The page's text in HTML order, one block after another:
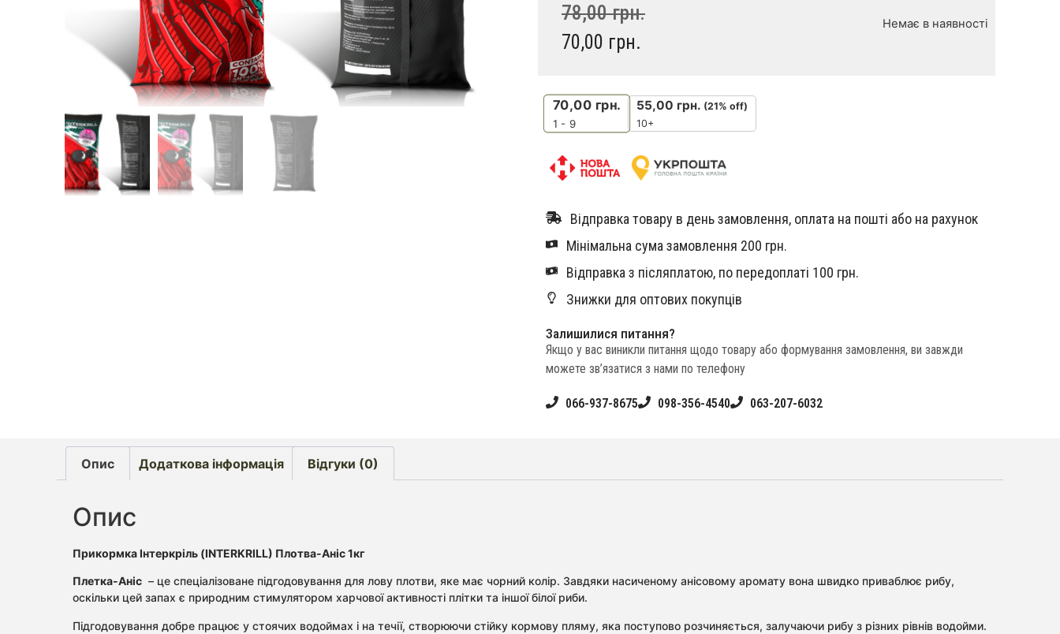
78,00грн.
70,00 грн.
Немає в наявності
70,00 грн.
1 - 9
55,00 грн. (21% off)
10+
Відправка товару в день замовлення, оплата на пошті або на рахунок
Мінімальна сума замовлення 200 грн.
Відправка з післяплатою, по передоплаті 100 грн.
Знижки для оптових покупців
Залишилися питання?
Якщо у вас виникли питання щодо товару або формування замовлення, ви завжди
можете зв’язатися з нами по телефону
066-937-8675 098-356-4540 063-207-6032
Опис Додаткова інформація Відгуки (0)
Опис
Прикормка Інтеркріль (INTERKRILL) Плотва-Аніс 1кг
Плетка-Аніс – це спеціалізоване підгодовування для лову плотви, яке має чорний колір. Завдяки насиченому анісовому аромату вона швидко приваблює рибу,
оскільки цей запах є природним стимулятором харчової активності плітки та іншої білої риби.
Підгодовування добре працює у стоячих водоймах і на течії, створюючи стійку кормову пляму, яка поступово розчиняється, залучаючи рибу з різних рівнів водойми.